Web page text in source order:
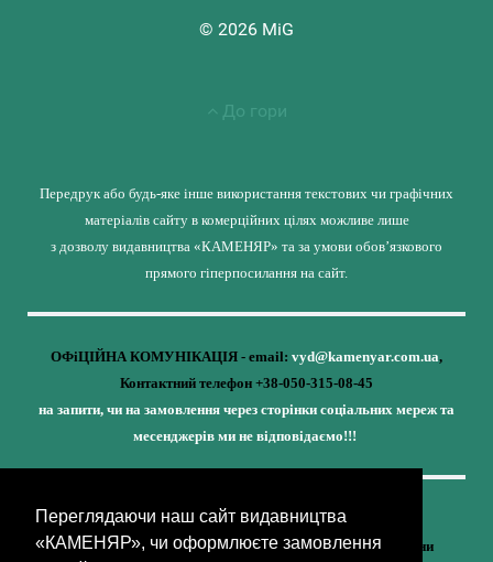
Переглядаючи наш сайт видавництва
«КАМЕНЯР», чи оформлюєте замовлення
© 2026 MiG
До гори
Передрук або будь-яке інше використання текстових чи графічних
матеріалів сайту в комерційних цілях можливе лише
з дозволу видавництва «КАМЕНЯР» та за умови обов’язкового
прямого гіперпосилання на сайт.
ОФіЦІЙНА КОМУНІКАЦІЯ - email: vyd@kamenyar.com.ua,
Контактний телефон +38-050-315-08-45
на запити, чи на замовлення через сторінки соціальних мереж та
месенджерів ми не відповідаємо!!!
Кожне наше видання - це внесок у спротив,
у збереження ідентичності та неминучу перемогу України